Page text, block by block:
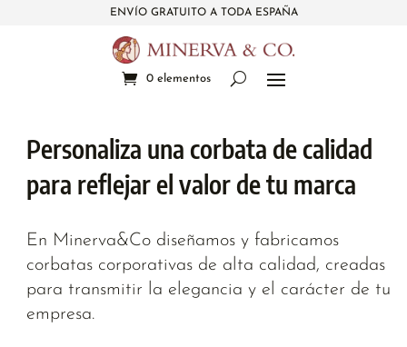
ENVÍO GRATUITO A TODA ESPAÑA
0 elementos
Personaliza una corbata de calidad
para reflejar el valor de tu marca
En Minerva&Co diseñamos y fabricamos
corbatas corporativas de alta calidad, creadas
para transmitir la elegancia y el carácter de tu
empresa.